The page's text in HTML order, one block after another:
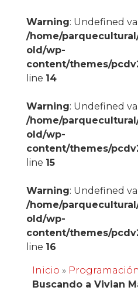
Warning: Undefined
/home/
old/wp-
content/themes/
line 14
Warning: Undefined
/home/
old/wp-
content/themes/
line 15
Warning: Undefined
/home/
old/wp-
content/themes/
line 16
Inicio » Programación
Buscando a Vivian